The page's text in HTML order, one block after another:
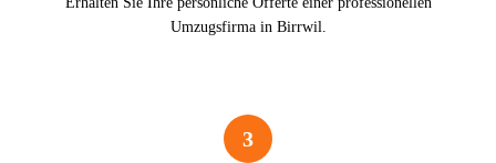
Umzugsfirma in Birrwil.
3